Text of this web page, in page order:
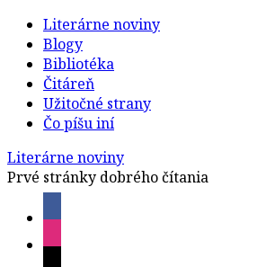
Literárne noviny
Blogy
Bibliotéka
Čitáreň
Užitočné strany
Čo píšu iní
Literárne noviny
Prvé stránky dobrého čítania